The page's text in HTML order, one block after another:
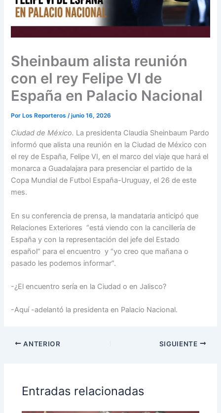
Sheinbaum alista reunión
con el rey Felipe VI de
España en Palacio Nacional
PorLos Reporteros /junio 16, 2026
Ciudad de México. La presidenta Claudia Sheinbaum Pardo
informó que alista una reunión en la Ciudad de México con
el rey de España, Felipe VI, en el marco del viaje que hará el
monarca a Guadalajara para presenciar el partido de la
Copa Mundial de Futbol España-Uruguay, el 26 de este
mes.
En su conferencia de prensa, la mandataria anticipó que
Relaciones Exteriores “está viendo con la cancillería de
España y con la representación del jefe del Estado
español” para el encuentro y “yo creo que mañana o
pasado les podemos informar”.
-¿El encuentro sería en la Ciudad o en Jalisco?
-Aquí -adelantó la presidenta en Palacio Nacional.
ANTERIOR SIGUIENTE
Entradas relacionadas